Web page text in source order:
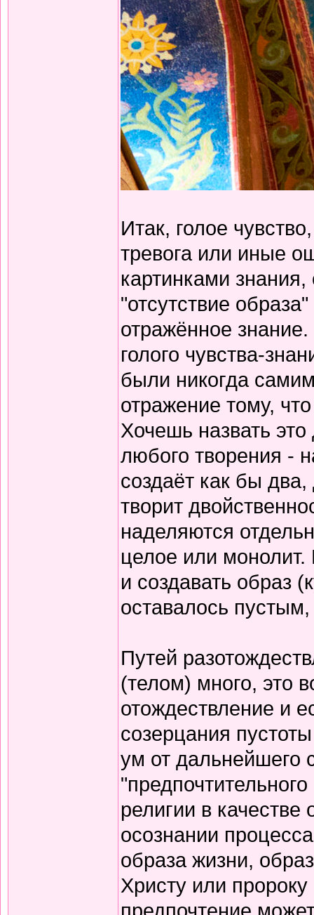
Итак, голое
тревога или иные
картинками
"отсутствие
отражённое
голого чувства-
были никогда
отражение тому,
Хочешь назвать
любого творения -
создаёт как бы
творит
наделяются
целое или монолит.
и создавать образ
оставалось
Путей
(телом) много, это
отождествление и
созерцания
ум от дальнейшего
религии в качестве
осознании
образа жизни,
Христу или